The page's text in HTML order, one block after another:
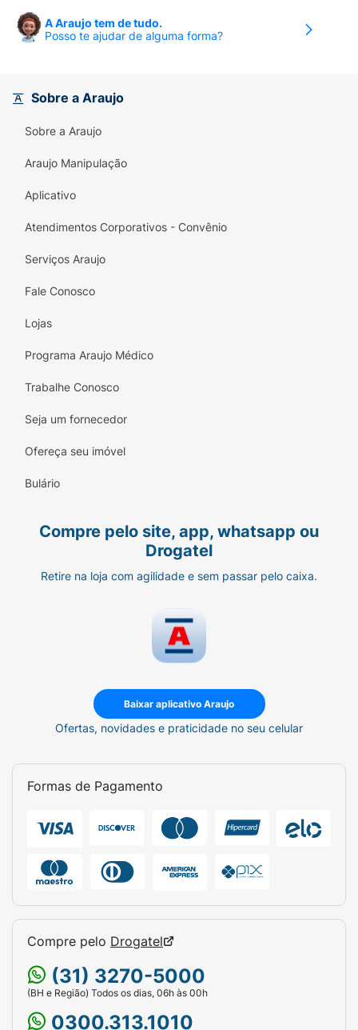
A Araujo tem de tudo.
Posso te ajudar de alguma forma?
Sobre a Araujo
Sobre a Araujo
Araujo Manipulação
Aplicativo
Atendimentos Corporativos - Convênio
Serviços Araujo
Fale Conosco
Lojas
Programa Araujo Médico
Trabalhe Conosco
Seja um fornecedor
Ofereça seu imóvel
Bulário
Compre pelo site, app, whatsapp ou
Drogatel
Retire na loja com agilidade e sem passar pelo caixa.
Baixar aplicativo Araujo
Ofertas, novidades e praticidade no seu celular
Formas de Pagamento
Compre pelo Drogatel
(31) 3270-5000
(BH e Região) Todos os dias, 06h às 00h
0300.313.1010